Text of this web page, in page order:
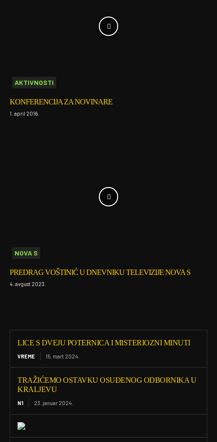
AKTIVNOSTI
KONFERENCIJA ZA NOVINARE
1. april 2016.
NOVA S
PREDRAG VOŠTINIĆ U DNEVNIKU TELEVIZIJE NOVA S
4. avgust 2023.
LICE S DVEJU POTERNICA I MISTERIOZNI MINUTI
VREME 15. mart 2024.
TRAŽIĆEMO OSTAVKU OSUĐENOG ODBORNIKA U
KRALJEVU
N1 23. januar 2024.